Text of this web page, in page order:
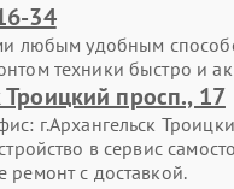
34
любым удобным
техники быстро и
Троицкий просп., 17
г.Архангельск
в сервис
ремонт с доставкой.